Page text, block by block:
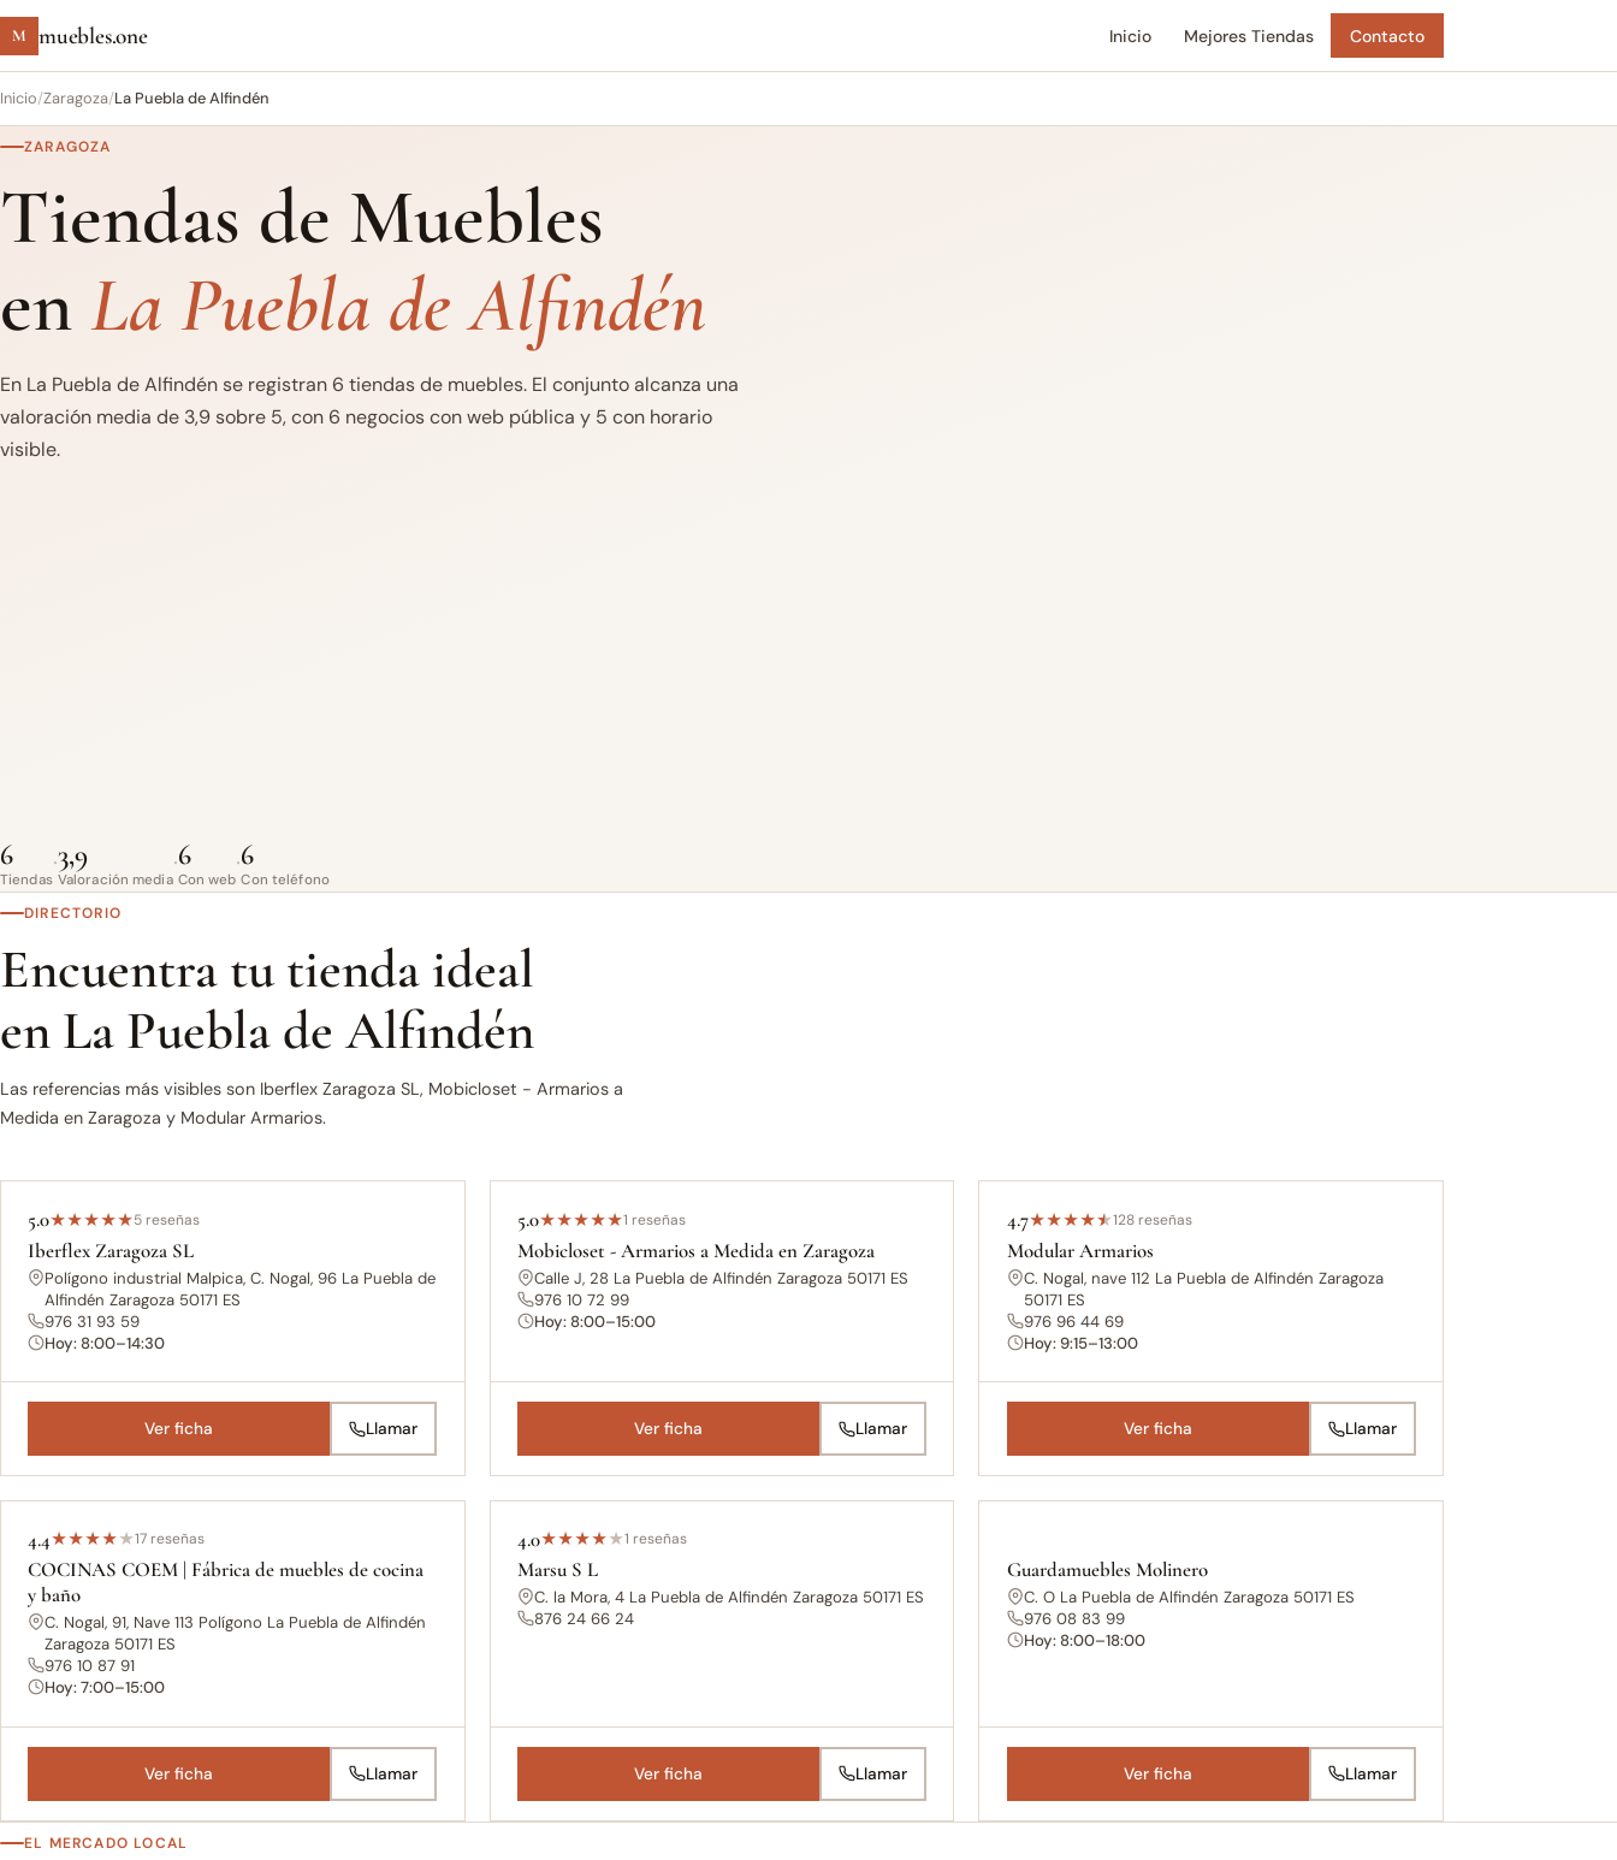
M muebles.one Inicio Mejores Tiendas Contacto
Inicio/Zaragoza/La Puebla de Alfindén
ZARAGOZA
Tiendas de Muebles
enLa Puebla de Alfindén
En La Puebla de Alfindén se registran 6 tiendas de muebles. El conjunto alcanza una
valoración media de 3,9 sobre 5, con 6 negocios con web pública y 5 con horario
visible.
6
Tiendas
·3,9
Valoración media
·6
Con web
·6
Con teléfono
DIRECTORIO
Encuentra tu tienda ideal
en La Puebla de Alfindén
Las referencias más visibles son Iberflex Zaragoza SL, Mobicloset - Armarios a
Medida en Zaragoza y Modular Armarios.
5.0★★★★★5 reseñas
Iberflex Zaragoza SL
Polígono industrial Malpica, C. Nogal, 96 La Puebla de
Alfindén Zaragoza 50171 ES
976 31 93 59
Hoy: 8:00–14:30
Ver ficha Llamar
5.0★★★★★1 reseñas
Mobicloset - Armarios a Medida en Zaragoza
Calle J, 28 La Puebla de Alfindén Zaragoza 50171 ES
976 10 72 99
Hoy: 8:00–15:00
Ver ficha Llamar
4.7★★★★★128 reseñas
Modular Armarios
C. Nogal, nave 112 La Puebla de Alfindén Zaragoza
50171 ES
976 96 44 69
Hoy: 9:15–13:00
Ver ficha Llamar
4.4★★★★★17 reseñas
COCINAS COEM | Fábrica de muebles de cocina
y baño
C. Nogal, 91, Nave 113 Polígono La Puebla de Alfindén
Zaragoza 50171 ES
976 10 87 91
Hoy: 7:00–15:00
Ver ficha Llamar
4.0★★★★★1 reseñas
Marsu S L
C. la Mora, 4 La Puebla de Alfindén Zaragoza 50171 ES
876 24 66 24
Ver ficha Llamar
Guardamuebles Molinero
C. O La Puebla de Alfindén Zaragoza 50171 ES
976 08 83 99
Hoy: 8:00–18:00
Ver ficha Llamar
EL MERCADO LOCAL